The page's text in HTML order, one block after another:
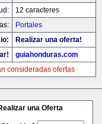
12 caracteres
Portales
Realizar una oferta!
guiahonduras.com
consideradas ofertas
una Oferta